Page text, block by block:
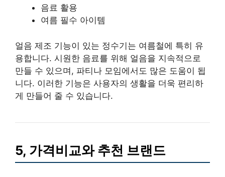
음료 활용
여름 필수 아이템
얼음 제조 기능이 있는 정수기는 여름철에 특히 유
용합니다. 시원한 음료를 위해 얼음을 지속적으로
만들 수 있으며, 파티나 모임에서도 많은 도움이 됩
니다. 이러한 기능은 사용자의 생활을 더욱 편리하
게 만들어 줄 수 있습니다.
5, 가격비교와 추천 브랜드